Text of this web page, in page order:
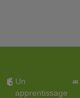
Un
apprentissage